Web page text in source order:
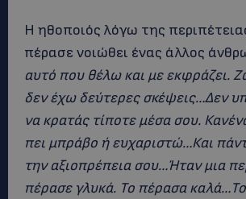
Η ηθοποιός λόγω της
πέρασε νοιώθει ένας άλλος
αυτό που θέλω και με εκφράζει.
δεν έχω δεύτερες σκέψεις…Δεν
να κρατάς τίποτε μέσα σου.
πει μπράβο ή ευχαριστώ…Και
την αξιοπρέπεια σου…Ήταν μια
πέρασε γλυκά. Το πέρασα